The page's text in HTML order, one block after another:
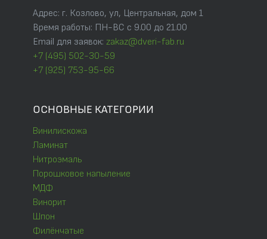
Адрес: г. Козлово, ул, Центральная, дом 1
Время работы: ПН-ВС с 9.00 до 21.00
Email для заявок: zakaz@dveri-fab.ru
+7 (495) 502-30-59
+7 (925) 753-95-66
ОСНОВНЫЕ КАТЕГОРИИ
Винилискожа
Ламинат
Нитроэмаль
Порошковое напыление
МДФ
Винорит
Шпон
Филёнчатые